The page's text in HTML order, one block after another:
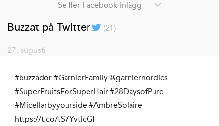
Se fler Facebook-inlägg
Buzzat på Twitter (21 )
27. augusti
#buzzador #GarnierFamily @garniernordics
#SuperFruitsForSuperHair #28DaysofPure
#Micellarbyyourside #AmbreSolaire
https://t.co/tS7YvtlcGf